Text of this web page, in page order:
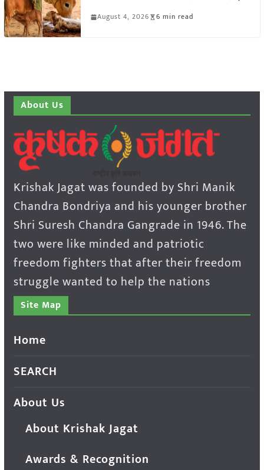
August 4, 2026 6 min read
About Us
Krishak Jagat was founded by Shri Manik
Chandra Bondriya and his younger brother
Shri Suresh Chandra Gangrade in 1946. The
two were like minded and patriotic
freedom fighters that after their freedom
struggle wanted to help the nations
Site Map
Home
SEARCH
About Us
About Krishak Jagat
Awards & Recognition